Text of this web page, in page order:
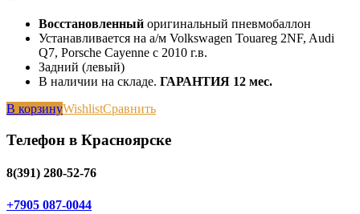
Восстановленный оригинальный пневмобаллон
Устанавливается на а/м Volkswagen Touareg 2NF, Audi
Q7, Porsche Cayenne с 2010 г.в.
Задний (левый)
В наличии на складе. ГАРАНТИЯ 12 мес.
В корзинуWishlistСравнить
Телефон в Красноярске
8(391) 280-52-76
+7905 087-0044